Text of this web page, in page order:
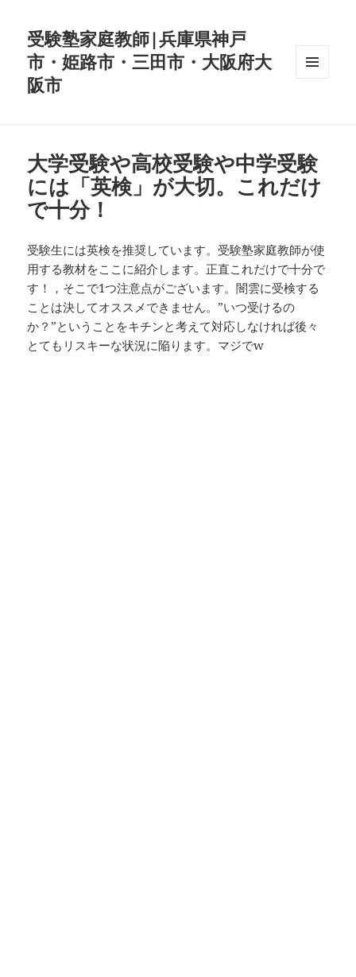
受験塾家庭教師|兵庫県神戸
市・姫路市・三田市・大阪府大
阪市
大学受験や高校受験や中学受験
には「英検」が大切。これだけ
で十分！
受験生には英検を推奨しています。受験塾家庭教師が使
用する教材をここに紹介します。正直これだけで十分で
す！，そこで1つ注意点がございます。闇雲に受検する
ことは決してオススメできません。”いつ受けるの
か？”ということをキチンと考えて対応しなければ後々
とてもリスキーな状況に陥ります。マジでw